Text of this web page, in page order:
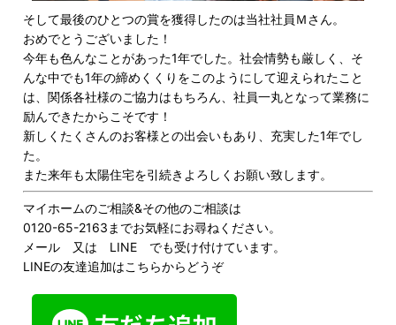
そして最後のひとつの賞を獲得したのは当社社員Ｍさん。
おめでとうございました！
今年も色んなことがあった1年でした。社会情勢も厳しく、そ
んな中でも1年の締めくくりをこのようにして迎えられたこと
は、関係各社様のご協力はもちろん、社員一丸となって業務に
励んできたからこそです！
新しくたくさんのお客様との出会いもあり、充実した1年でし
た。
また来年も太陽住宅を引続きよろしくお願い致します。
マイホームのご相談&その他のご相談は
0120-65-2163までお気軽にお尋ねください。
メール 又は LINE でも受け付けています。
LINEの友達追加はこちらからどうぞ